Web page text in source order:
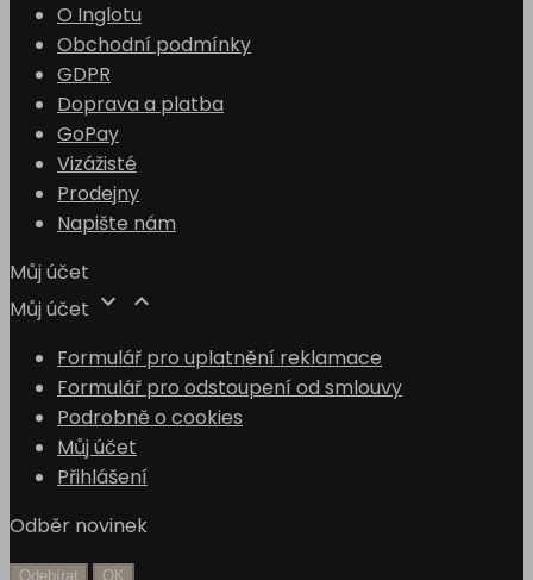
O Inglotu
Obchodní podmínky
GDPR
Doprava a platba
GoPay
Vizážisté
Prodejny
Napište nám
Můj účet
Můj účet  
Formulář pro uplatnění reklamace
Formulář pro odstoupení od smlouvy
Podrobně o cookies
Můj účet
Přihlášení
Odběr novinek